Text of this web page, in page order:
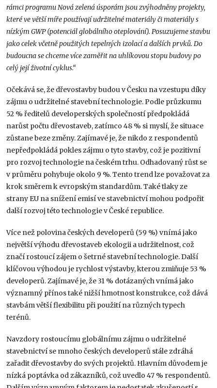
rámci programu Novázelená úsporám jsou zvýhodněny projekty,
které ve větší míře používajíudržitelné materiály či materiály s
nízkým GWP (potenciál globálníhooteplování). Posuzujeme stavbu
jako celek včetně použitých tepelných izolací a dalších prvků. Do
budoucna se chceme více zaměřit na uhlíkovoustopu budovy po
celý její životní cyklus.“
Očekává se, že dřevostavby budou v Česku na vzestupu díky
zájmu o udržitelné stavební technologie. Podle průzkumu
52 % ředitelů developerských společností předpokládá
narůst počtu dřevostaveb, zatímco 48 % si myslí, že situace
zůstane beze změny. Zajímavé je, že nikdo z respondentů
nepředpokládá pokles zájmu o tyto stavby, což je pozitivní
pro rozvoj technologie na českém trhu. Odhadovaný růst se
v průměru pohybuje okolo 9 %. Tento trend lze považovat za
krok směrem k evropským standardům. Také tlaky ze
strany EU na snížení emisí ve stavebnictví mohou podpořit
další rozvoj této technologie v České republice.
Více než polovina českých developerů (59 %) vnímá jako
největší výhodu dřevostaveb ekologii a udržitelnost, což
značí rostoucí zájem o šetrné stavební technologie. Další
klíčovou výhodou je rychlost výstavby, kterou zmiňuje 53 %
developerů. Zajímavé je, že 31 % dotázaných vnímá jako
významný přínos také nižší hmotnost konstrukce, což dává
stavbám větší flexibilitu při použití na různých typech
terénů.
Navzdory rostoucímu globálnímu zájmu o udržitelné
stavebnictví se mnoho českých developerů stále zdráhá
zařadit dřevostavby do svých projektů. Hlavním důvodem je
nízká poptávka od zákazníků, což uvedlo 47 % respondentů.